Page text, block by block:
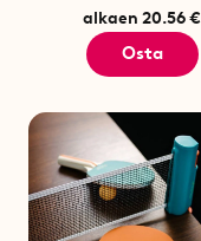
alkaen 20.56 €
Osta